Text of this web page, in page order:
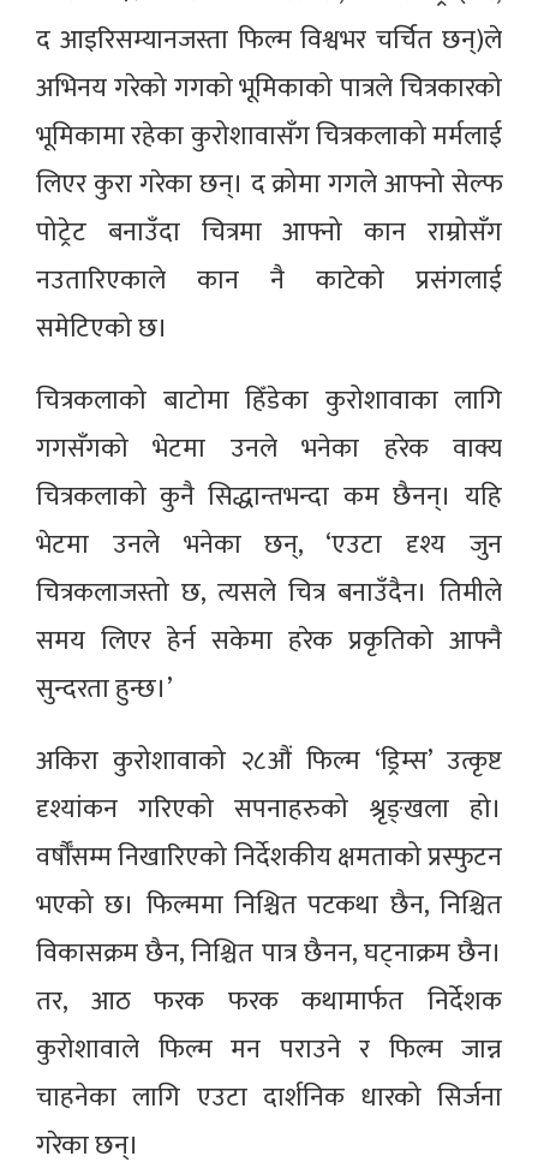
द आइरिसम्यानजस्ता फिल्म विश्वभर चर्चित छन्)ले
अभिनय गरेको गगको भूमिकाको पात्रले चित्रकारको
भूमिकामा रहेका कुरोशावासँग चित्रकलाको मर्मलाई
लिएर कुरा गरेका छन्। द क्रोमा गगले आफ्नो सेल्फ
पोट्रेट बनाउँदा चित्रमा आफ्नो कान राम्रोसँग
नउतारिएकाले कान नै काटेको प्रसंंगलाई
समेटिएको छ।
चित्रकलाको बाटोमा हिँडेका कुरोशावाका लागि
गगसँगको भेटमा उनले भनेका हरेक वाक्य
चित्रकलाको कुनै सिद्धान्तभन्दा कम छैनन्। यहि
भेटमा उनले भनेका छन्, ‘एउटा दृश्य जुन
चित्रकलाजस्तो छ, त्यसले चित्र बनाउँदैन। तिमीले
समय लिएर हेर्न सकेमा हरेक प्रकृतिको आफ्नै
सुन्दरता हुन्छ।’
अकिरा कुरोशावाको २८औं फिल्म ‘ड्रिम्स’ उत्कृष्ट
दृश्यांकन गरिएको सपनाहरुको श्रृङ्खला हो।
वर्षौँसम्म निखारिएको निर्देशकीय क्षमताको प्रस्फुटन
भएको छ। फिल्ममा निश्चित पटकथा छैन, निश्चित
विकासक्रम छैन, निश्चित पात्र छैनन, घट्नाक्रम छैन।
तर, आठ फरक फरक कथामार्फत निर्देशक
कुरोशावाले फिल्म मन पराउने र फिल्म जान्न
चाहनेका लागि एउटा दार्शनिक धारको सिर्जना
गरेका छन्।